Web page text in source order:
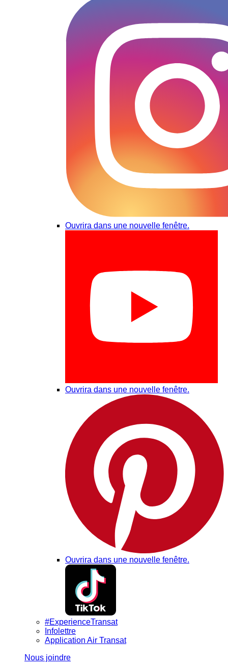
Ouvrira dans une nouvelle fenêtre.
Ouvrira dans une nouvelle fenêtre.
Ouvrira dans une nouvelle fenêtre.
#ExperienceTransat
Infolettre
Application Air Transat
Nous joindre